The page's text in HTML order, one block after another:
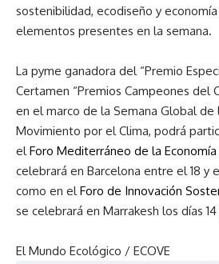
sostenibilidad, ecodiseño y economía
elementos presentes en la semana.
La pyme ganadora del “Premio
Certamen “Premios Campeones del
en el marco de la Semana Global de
Movimiento por el Clima, podrá
elForo Mediterráneo de la
celebrará en Barcelona entre el 18 y
como en elForo de Innovación
se celebrará en Marrakesh los días
El Mundo Ecológico / ECOVE